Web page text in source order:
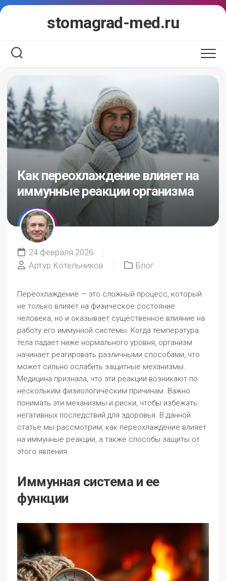
Перейти
stomagrad-med.ru
Как переохлаждение влияет на
иммунные реакции организма
24 февраля 2026
Артур Котельников
Блог
Переохлаждение — это сложный процесс, который
не только влияет на физическое состояние
человека, но и оказывает существенное влияние на
работу его иммунной системы. Когда температура
тела падает ниже нормального уровня, организм
начинает реагировать различными способами, что
может сильно ослабить защитные механизмы.
Медицина признала, что эти реакции возникают по
нескольким физиологическим причинам. Важно
понимать эти механизмы и риски, чтобы избежать
негативных последствий для здоровья. В данной
статье мы рассмотрим, как переохлаждение влияет
на иммунные реакции, а также способы защиты от
этого явления.
Иммунная система и ее
функции